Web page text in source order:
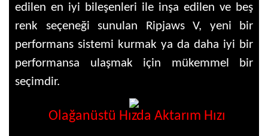
edilen en iyi bileşenleri ile inşa edilen ve beş
renk seçeneği sunulan Ripjaws V, yeni bir
performans sistemi kurmak ya da daha iyi bir
performansa ulaşmak için mükemmel bir
seçimdir.
Olağanüstü Hızda Aktarım Hızı